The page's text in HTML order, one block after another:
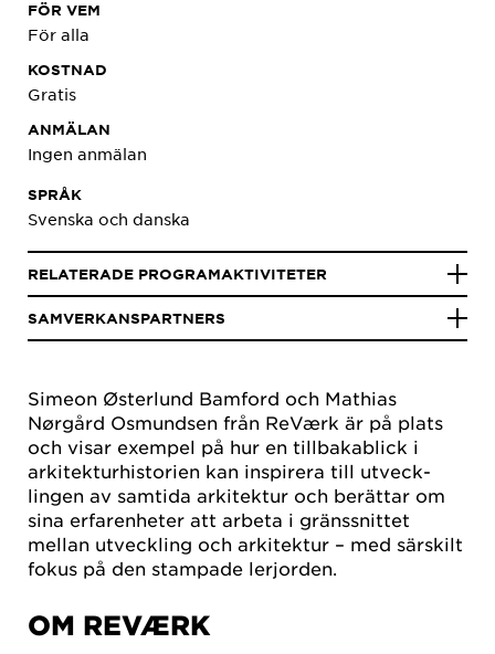
Simeon Østerlund Bamford och Mathias
Nørgård Osmundsen från ReVærk är på plats
och visar exempel på hur en tillbakablick i
arkitekturhistorien kan inspirera till utveck­
lingen av samtida arkitektur och berättar om
sina erfarenheter att arbeta i gränssnittet
mellan utveck­ling och arkitektur – med särskilt
fokus på den stampade lerjorden.
OM REVÆRK
FÖR VEM
För alla
KOSTNAD
Gratis
ANMÄLAN
Ingen anmälan
SPRÅK
Svenska och danska
RELATERADE PROGRAMAKTIVITETER
SAMVERKANSPARTNERS